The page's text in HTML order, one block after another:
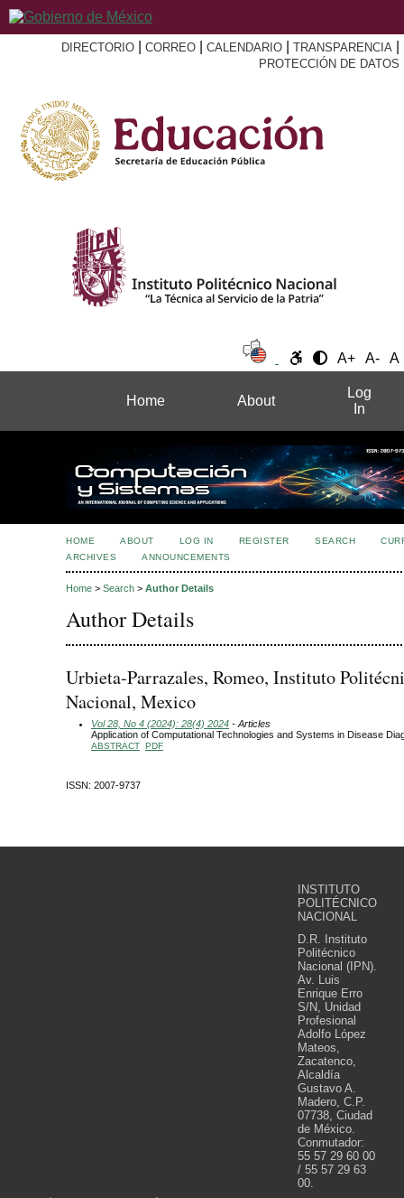
DIRECTORIO CORREO CALENDARIO TRANSPARENCIA
PROTECCIÓN DE DATOS
A+ A- A
Home About
Log
In
HOME ABOUT LOG IN REGISTER SEARCH
ARCHIVES
ANNOUNCEMENTS
Home > Search > Author Details
Author Details
Urbieta-Parrazales, Romeo, Instituto
Nacional, Mexico
Vol 28, No 4 (2024): 28(4) 2024 - Articles
Application of Computational Technologies and Systems in Disease
ABSTRACT PDF
ISSN: 2007-9737
INSTITUTO
POLITÉCNICO
NACIONAL
D.R. Instituto
Politécnico
Nacional (IPN).
Av. Luis
Enrique Erro
S/N, Unidad
Profesional
Adolfo López
Mateos,
Zacatenco,
Alcaldía
Gustavo A.
Madero, C.P.
07738, Ciudad
de México.
Conmutador:
55 57 29 60 00
/ 55 57 29 63
00.